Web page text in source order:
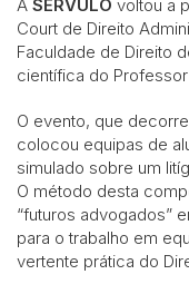
A SÉRVULO voltou a
Court de Direito
Faculdade de Direito
científica do
O evento, que
colocou equipas de
simulado sobre um
O método desta
“futuros advogados”
para o trabalho em
vertente prática do